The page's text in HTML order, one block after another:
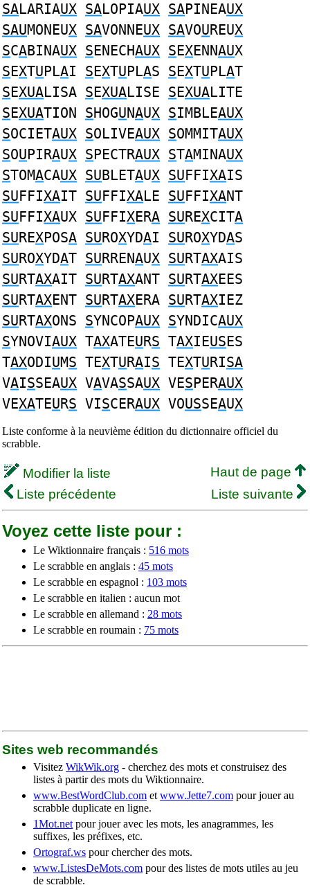
SALARIAUX SALOPIAUX SAPINEAUX
SAUMONEUX SAVONNEUX SAVOUREUX
SCABINAUX SENECHAUX SEXENNAUX
SEXTUPLAI SEXTUPLAS SEXTUPLAT
SEXUALISA SEXUALISE SEXUALITE
SEXUATION SHOGUNAUX SIMBLEAUX
SOCIETAUX SOLIVEAUX SOMMITAUX
SOUPIRAUX SPECTRAUX STAMINAUX
STOMACAUX SUBLETAUX SUFFIXAIS
SUFFIXAIT SUFFIXALE SUFFIXANT
SUFFIXAUX SUFFIXERA SUREXCITA
SUREXPOSA SUROXYDAI SUROXYDAS
SUROXYDAT SURRENAUX SURTAXAIS
SURTAXAIT SURTAXANT SURTAXEES
SURTAXENT SURTAXERA SURTAXIEZ
SURTAXONS SYNCOPAUX SYNDICAUX
SYNOVIAUX TAXATEURS TAXIEUSES
TAXODIUMS TEXTURAIS TEXTURISA
VAISSEAUX VAVASSAUX VESPERAUX
VEXATEURS VISCERAUX VOUSSEAUX
Liste conforme à la neuvième édition du dictionnaire officiel du
scrabble.
Modifier la liste
Haut de page
Liste précédente
Liste suivante
Voyez cette liste pour :
Le Wiktionnaire français : 516 mots
Le scrabble en anglais : 45 mots
Le scrabble en espagnol : 103 mots
Le scrabble en italien : aucun mot
Le scrabble en allemand : 28 mots
Le scrabble en roumain : 75 mots
Sites web recommandés
Visitez WikWik.org - cherchez des mots et construisez des
listes à partir des mots du Wiktionnaire.
www.BestWordClub.com et www.Jette7.com pour jouer au
scrabble duplicate en ligne.
1Mot.net pour jouer avec les mots, les anagrammes, les
suffixes, les préfixes, etc.
Ortograf.ws pour chercher des mots.
www.ListesDeMots.com pour des listes de mots utiles au jeu
de scrabble.